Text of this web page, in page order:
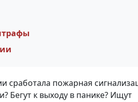
сработала пожарная
Бегут к выходу в панике? Ищут